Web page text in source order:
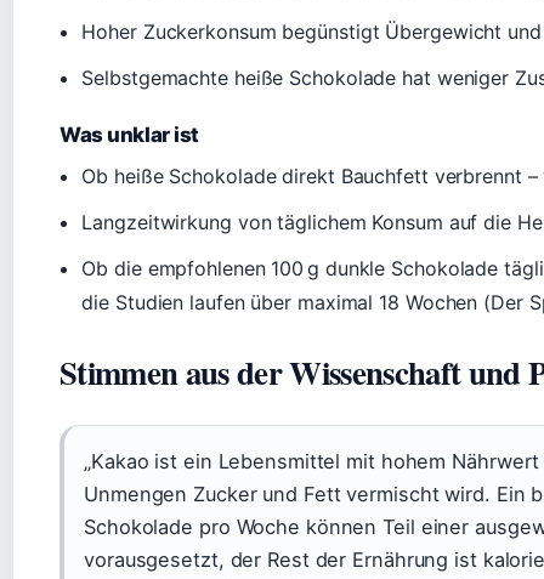
Hoher Zuckerkonsum begünstigt Übergewicht
Selbstgemachte heiße Schokolade hat weniger
Was unklar ist
Ob heiße Schokolade direkt Bauchfett verbrennt
Langzeitwirkung von täglichem Konsum auf die
Ob die empfohlenen 100 g dunkle Schokolade
die Studien laufen über maximal 18 Wochen (Der
Stimmen aus der Wissenschaft und
„Kakao ist ein Lebensmittel mit hohem
Unmengen Zucker und Fett vermischt wird. Ein
Schokolade pro Woche können Teil einer
vorausgesetzt, der Rest der Ernährung ist